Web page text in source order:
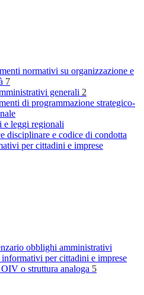
normativi su organizzazione e
7
generali 2
di programmazione strategico-
e leggi regionali
disciplinare e codice di condotta
per cittadini e imprese
obblighi amministrativi
per cittadini e imprese
o struttura analoga 5